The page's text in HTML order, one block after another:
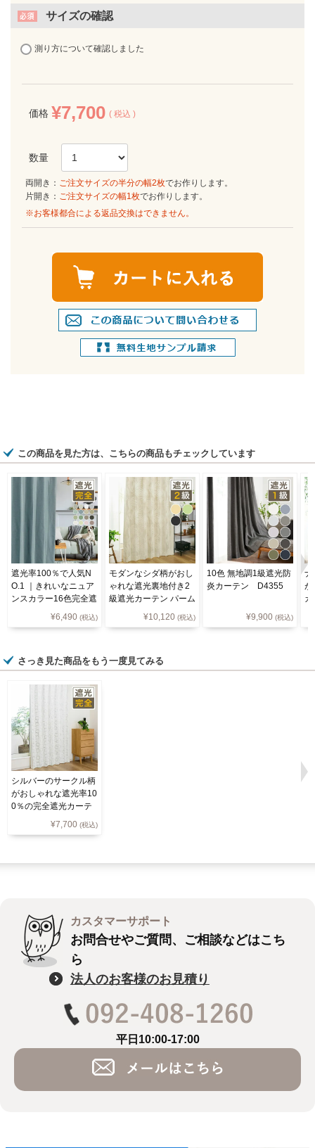
サイズの確認
測り方について確認しました
価格 ¥7,700 税込
両開き： ご注文サイズの半分の幅2枚でお作りします。
片開き： ご注文サイズの幅1枚でお作りします。
※お客様都合による返品交換はできません。
この商品を見た方は、こちらの商品もチェックしています
遮光率100％で人気N
O.1 ｜きれいなニュア
ンスカラー16色完全遮
光カーテン Ｄ-1546
¥6,490 (税込)
モダンなシダ柄がおし
ゃれな遮光裏地付き2
級遮光カーテン パーム
¥10,120 (税込)
10色 無地調1級遮光防
炎カーテン D4355
¥9,900 (税込)
ナ
が
さっき見た商品をもう一度見てみる
シルバーのサークル柄
がおしゃれな遮光率10
0％の完全遮光カーテ
¥7,700 (税込)
カスタマーサポート
お問合せやご質問、ご相談などはこち
ら
法人のお客様のお見積り
平日10:00-17:00